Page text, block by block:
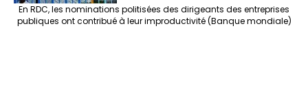
En RDC, les nominations politisées des dirigeants des entreprises
publiques ont contribué à leur improductivité (Banque mondiale)